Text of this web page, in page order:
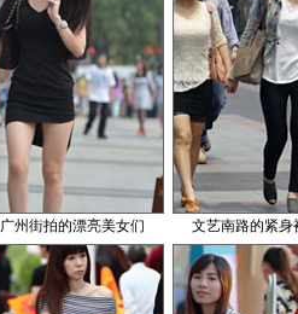
广州街拍的漂亮美女们 文艺南路的紧身